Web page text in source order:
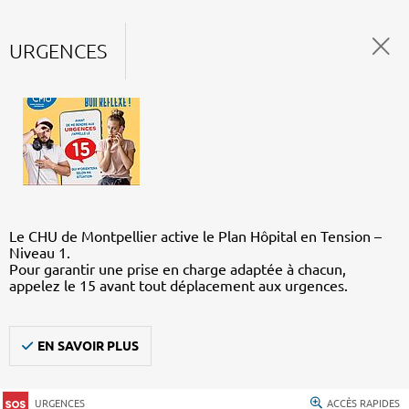
URGENCES
Le CHU de Montpellier active le Plan Hôpital en Tension –
Niveau 1.
Pour garantir une prise en charge adaptée à chacun,
appelez le 15 avant tout déplacement aux urgences.
EN SAVOIR PLUS
URGENCES ACCÈS RAPIDES